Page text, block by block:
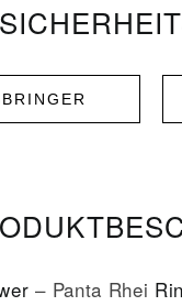
– Panta Rhei